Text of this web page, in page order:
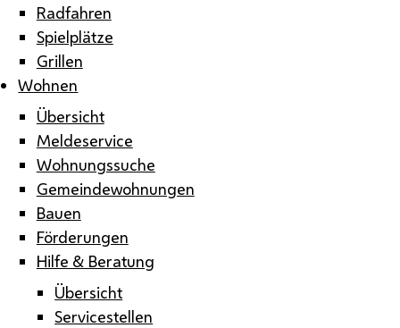
Radfahren
Spielplätze
Grillen
Wohnen
Übersicht
Meldeservice
Wohnungssuche
Gemeindewohnungen
Bauen
Förderungen
Hilfe & Beratung
Übersicht
Servicestellen